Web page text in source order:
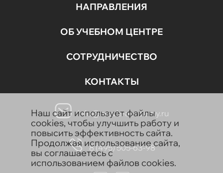
НАПРАВЛЕНИЯ
ОБ УЧЕБНОМ ЦЕНТРЕ
СОТРУДНИЧЕСТВО
КОНТАКТЫ
info@aravia-academy.ru
8 (495) 505-63-98
Наш сайт использует файлы
cookies, чтобы улучшить работу и
повысить эффективность сайта.
Продолжая использование сайта,
вы соглашаетесь с
использованием файлов cookies.